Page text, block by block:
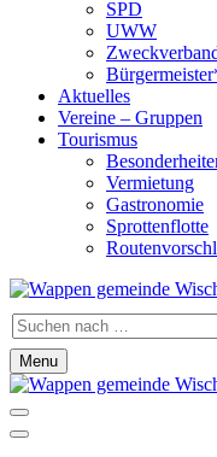
SPD
UWW
Aktuelles
Vereine – Gruppen
Tourismus
Vermietung
Gastronomie
Sprottenflotte
Suchen
nach …
Menu
Navigationsmenü
Navigationsmenü